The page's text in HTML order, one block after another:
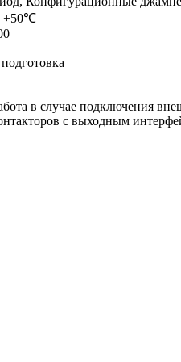
+50℃
в случае подключения
с выходным